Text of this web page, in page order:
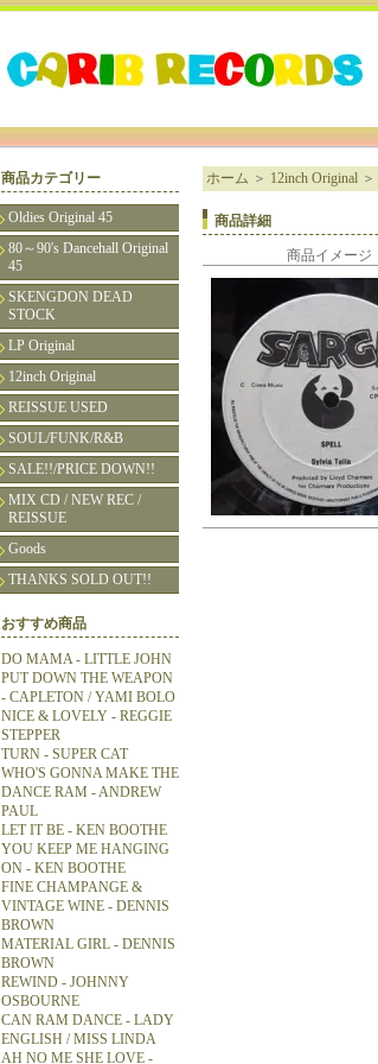
商品カテゴリー
Oldies Original 45
80～90's Dancehall Original
45
SKENGDON DEAD
STOCK
LP Original
12inch Original
REISSUE USED
SOUL/FUNK/R&B
SALE!!/PRICE DOWN!!
MIX CD / NEW REC /
REISSUE
Goods
THANKS SOLD OUT!!
おすすめ商品
DO MAMA - LITTLE JOHN
PUT DOWN THE WEAPON
- CAPLETON / YAMI BOLO
NICE & LOVELY - REGGIE
STEPPER
TURN - SUPER CAT
WHO'S GONNA MAKE THE
DANCE RAM - ANDREW
PAUL
LET IT BE - KEN BOOTHE
YOU KEEP ME HANGING
ON - KEN BOOTHE
FINE CHAMPANGE &
VINTAGE WINE - DENNIS
BROWN
MATERIAL GIRL - DENNIS
BROWN
REWIND - JOHNNY
OSBOURNE
CAN RAM DANCE - LADY
ENGLISH / MISS LINDA
AH NO ME SHE LOVE -
ホーム ＞ 12inch Original＞
商品詳細
商品イメージ